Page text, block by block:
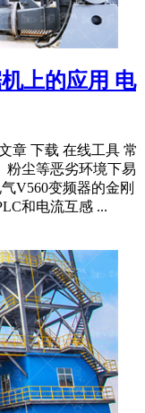
上的应用 电
章 下载 在线工具 常
粉尘等恶劣环境下易
V560变频器的金刚
和电流互感 ...